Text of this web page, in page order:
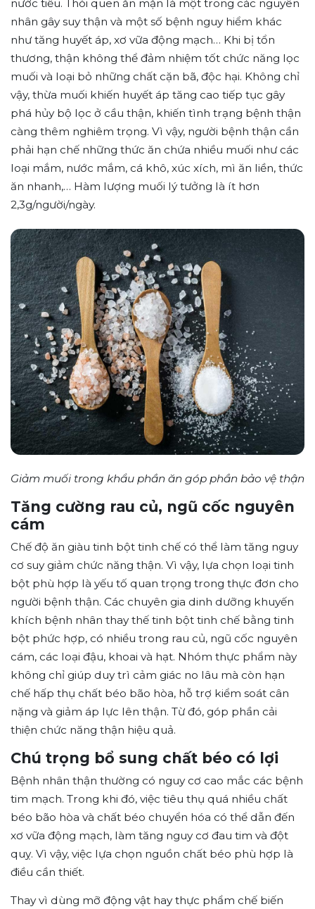
nước tiểu. Thói quen ăn mặn là một trong các nguyên
nhân gây suy thận và một số bệnh nguy hiểm khác
như tăng huyết áp, xơ vữa động mạch… Khi bị tổn
thương, thận không thể đảm nhiệm tốt chức năng lọc
muối và loại bỏ những chất cặn bã, độc hại. Không chỉ
vậy, thừa muối khiến huyết áp tăng cao tiếp tục gây
phá hủy bộ lọc ở cầu thận, khiến tình trạng bệnh thận
càng thêm nghiêm trọng. Vì vậy, người bệnh thận cần
phải hạn chế những thức ăn chứa nhiều muối như các
loại mắm, nước mắm, cá khô, xúc xích, mì ăn liền, thức
ăn nhanh,… Hàm lượng muối lý tưởng là ít hơn
2,3g/người/ngày.
Giảm muối trong khẩu phần ăn góp phần bảo vệ thận
Tăng cường rau củ, ngũ cốc nguyên
cám
Chế độ ăn giàu tinh bột tinh chế có thể làm tăng nguy
cơ suy giảm chức năng thận. Vì vậy, lựa chọn loại tinh
bột phù hợp là yếu tố quan trọng trong thực đơn cho
người bệnh thận. Các chuyên gia dinh dưỡng khuyến
khích bệnh nhân thay thế tinh bột tinh chế bằng tinh
bột phức hợp, có nhiều trong rau củ, ngũ cốc nguyên
cám, các loại đậu, khoai và hạt. Nhóm thực phẩm này
không chỉ giúp duy trì cảm giác no lâu mà còn hạn
chế hấp thụ chất béo bão hòa, hỗ trợ kiểm soát cân
nặng và giảm áp lực lên thận. Từ đó, góp phần cải
thiện chức năng thận hiệu quả.
Chú trọng bổ sung chất béo có lợi
Bệnh nhân thận thường có nguy cơ cao mắc các bệnh
tim mạch. Trong khi đó, việc tiêu thụ quá nhiều chất
béo bão hòa và chất béo chuyển hóa có thể dẫn đến
xơ vữa động mạch, làm tăng nguy cơ đau tim và đột
quỵ. Vì vậy, việc lựa chọn nguồn chất béo phù hợp là
điều cần thiết.
Thay vì dùng mỡ động vật hay thực phẩm chế biến